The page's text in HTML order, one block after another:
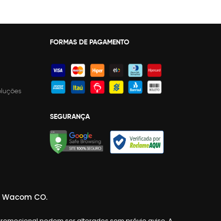
FORMAS DE PAGAMENTO
SEGURANÇA
CO.